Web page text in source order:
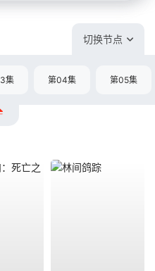
切换节点
集 第04集 第05集